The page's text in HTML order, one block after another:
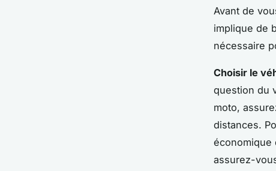
Avant de
implique de
nécessaire
Choisir le
question du
moto,
distances.
économique
assurez-